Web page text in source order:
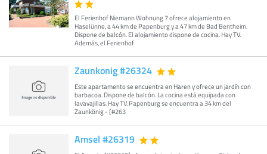
El Ferienhof Niemann Wohnung 7 ofrece alojamiento en
Haselünne, a 44 km de Papenburg y a 47 km de Bad Bentheim.
Dispone de balcón. El alojamiento dispone de cocina. Hay TV.
Además, el Ferienhof
Zaunkonig #26324
Este apartamento se encuentra en Haren y ofrece un jardín con
barbacoa. Dispone de balcón. La cocina está equipada con
lavavajillas. Hay TV. Papenburg se encuentra a 34 km del
Zaunkönig - [#263
Amsel #26319